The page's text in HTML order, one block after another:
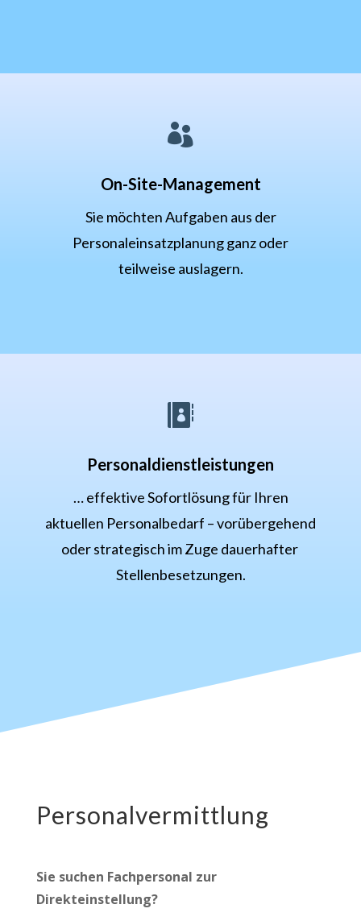

On-Site-Management
Sie möchten Aufgaben aus der
Personaleinsatzplanung ganz oder
teilweise auslagern.

Personaldienstleistungen
… effektive Sofortlösung für Ihren
aktuellen Personalbedarf – vorübergehend
oder strategisch im Zuge dauerhafter
Stellenbesetzungen.
Personalvermittlung
Sie suchen Fachpersonal zur
Direkteinstellung?